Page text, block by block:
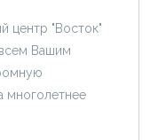
центр "Восток"
Вашим
многолетнее